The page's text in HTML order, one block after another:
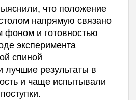
что положение
напрямую связано
и готовностью
эксперимента
спиной
лучшие результаты в
и чаще испытывали